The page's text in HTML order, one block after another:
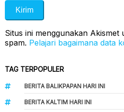
Situs ini menggunakan Akismet
spam. Pelajari bagaimana data
TAG TERPOPULER
BERITA BALIKPAPAN HARI INI
BERITA KALTIM HARI INI